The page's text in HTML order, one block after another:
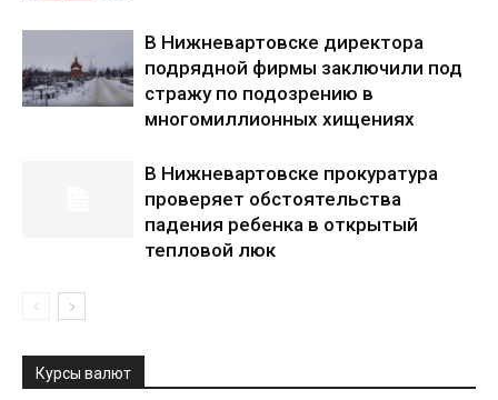
В Нижневартовске директора
подрядной фирмы заключили под
стражу по подозрению в
многомиллионных хищениях
В Нижневартовске прокуратура
проверяет обстоятельства
падения ребенка в открытый
тепловой люк
Курсы валют